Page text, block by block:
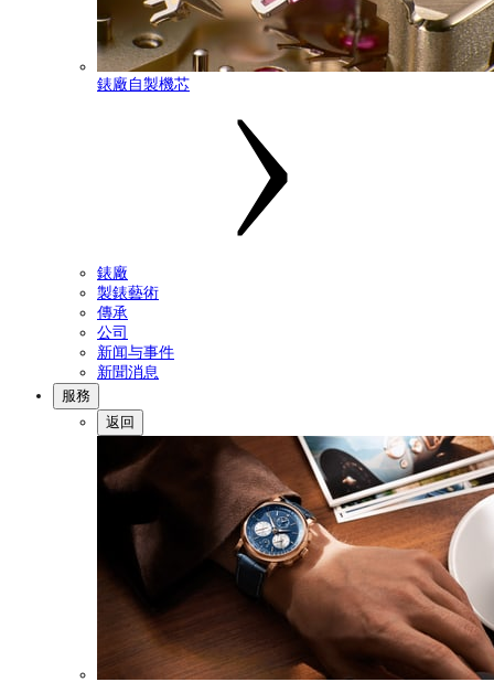
錶廠自製機芯
錶廠
製錶藝術
傳承
公司
新闻与事件
新聞消息
服務
返回